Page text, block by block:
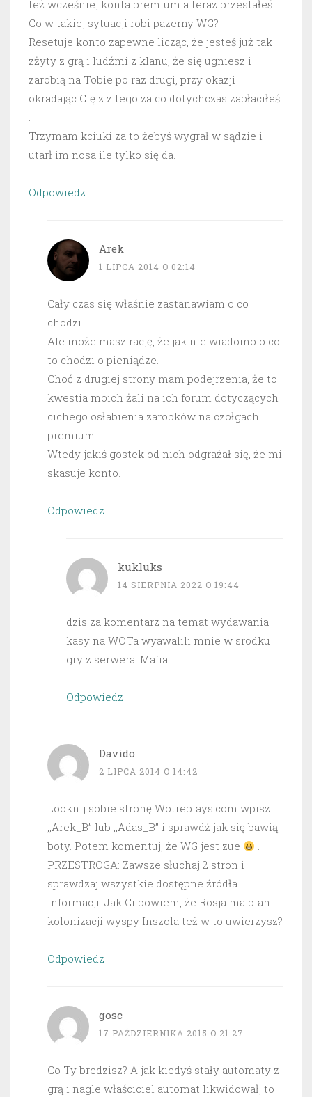
też wcześniej konta premium a teraz przestałeś.
Co w takiej sytuacji robi pazerny WG?
Resetuje konto zapewne licząc, że jesteś już tak
zżyty z grą i ludźmi z klanu, że się ugniesz i
zarobią na Tobie po raz drugi, przy okazji
okradając Cię z z tego za co dotychczas zapłaciłeś.
.
Trzymam kciuki za to żebyś wygrał w sądzie i
utarł im nosa ile tylko się da.
Odpowiedz
Arek
1 LIPCA 2014 O 02:14
Cały czas się właśnie zastanawiam o co
chodzi.
Ale może masz rację, że jak nie wiadomo o co
to chodzi o pieniądze.
Choć z drugiej strony mam podejrzenia, że to
kwestia moich żali na ich forum dotyczących
cichego osłabienia zarobków na czołgach
premium.
Wtedy jakiś gostek od nich odgrażał się, że mi
skasuje konto.
Odpowiedz
kukluks
14 SIERPNIA 2022 O 19:44
dzis za komentarz na temat wydawania
kasy na WOTa wyawalili mnie w srodku
gry z serwera. Mafia .
Odpowiedz
Davido
2 LIPCA 2014 O 14:42
Looknij sobie stronę Wotreplays.com wpisz
,,Arek_B” lub ,,Adas_B” i sprawdź jak się bawią
boty. Potem komentuj, że WG jest zue
.
PRZESTROGA: Zawsze słuchaj 2 stron i
sprawdzaj wszystkie dostępne źródła
informacji. Jak Ci powiem, że Rosja ma plan
kolonizacji wyspy Inszola też w to uwierzysz?
Odpowiedz
gosc
17 PAŹDZIERNIKA 2015 O 21:27
Co Ty bredzisz? A jak kiedyś stały automaty z
grą i nagle właściciel automat likwidował, to